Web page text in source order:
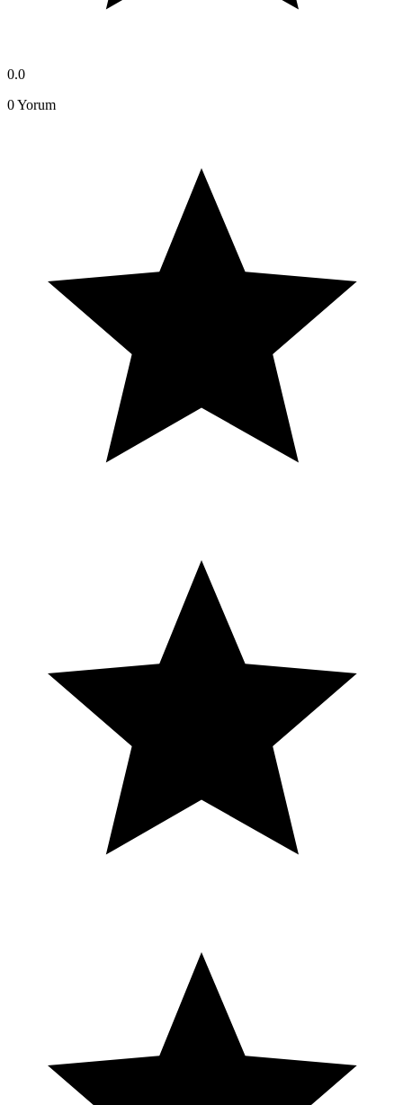
0.0
0Yorum